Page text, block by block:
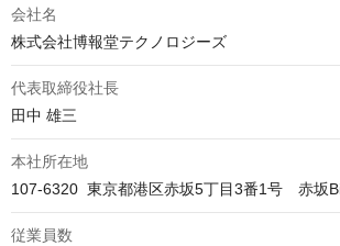
会社名
株式会社博報堂テクノロジーズ
代表取締役社長
田中 雄三
本社所在地
107-6320  東京都港区赤坂5丁目3番1号　赤坂
従業員数